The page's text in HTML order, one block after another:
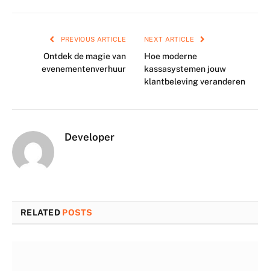
PREVIOUS ARTICLE
Ontdek de magie van
evenementenverhuur
NEXT ARTICLE
Hoe moderne
kassasystemen jouw
klantbeleving veranderen
Developer
RELATED POSTS